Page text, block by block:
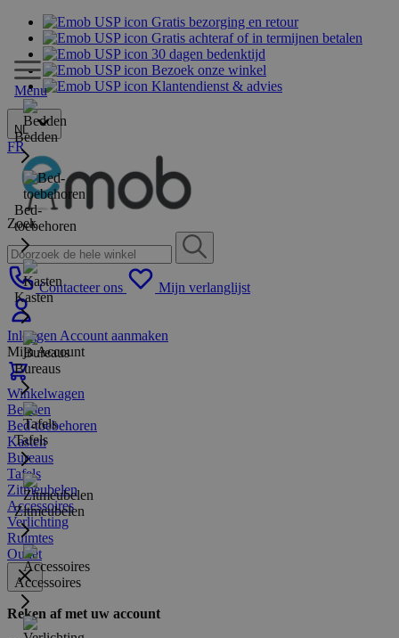
Gratis bezorging en retour
Gratis achteraf of in termijnen betalen
30 dagen bedenktijd
Bezoek onze winkel
Klantendienst & advies
NL
FR
Zoek
Contacteer ons Mijn verlanglijst
Inloggen Account aanmaken
Mijn Account
Winkelwagen
Menu
Bedden
Bed-
toebehoren
Kasten
Bureaus
Tafels
Zitmeubelen
Accessoires
Bedden
Bed-toebehoren
Kasten
Bureaus
Tafels
Zitmeubelen
Accessoires
Verlichting
Ruimtes
Outlet
Reken af met uw account